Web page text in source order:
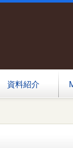
資料紹介